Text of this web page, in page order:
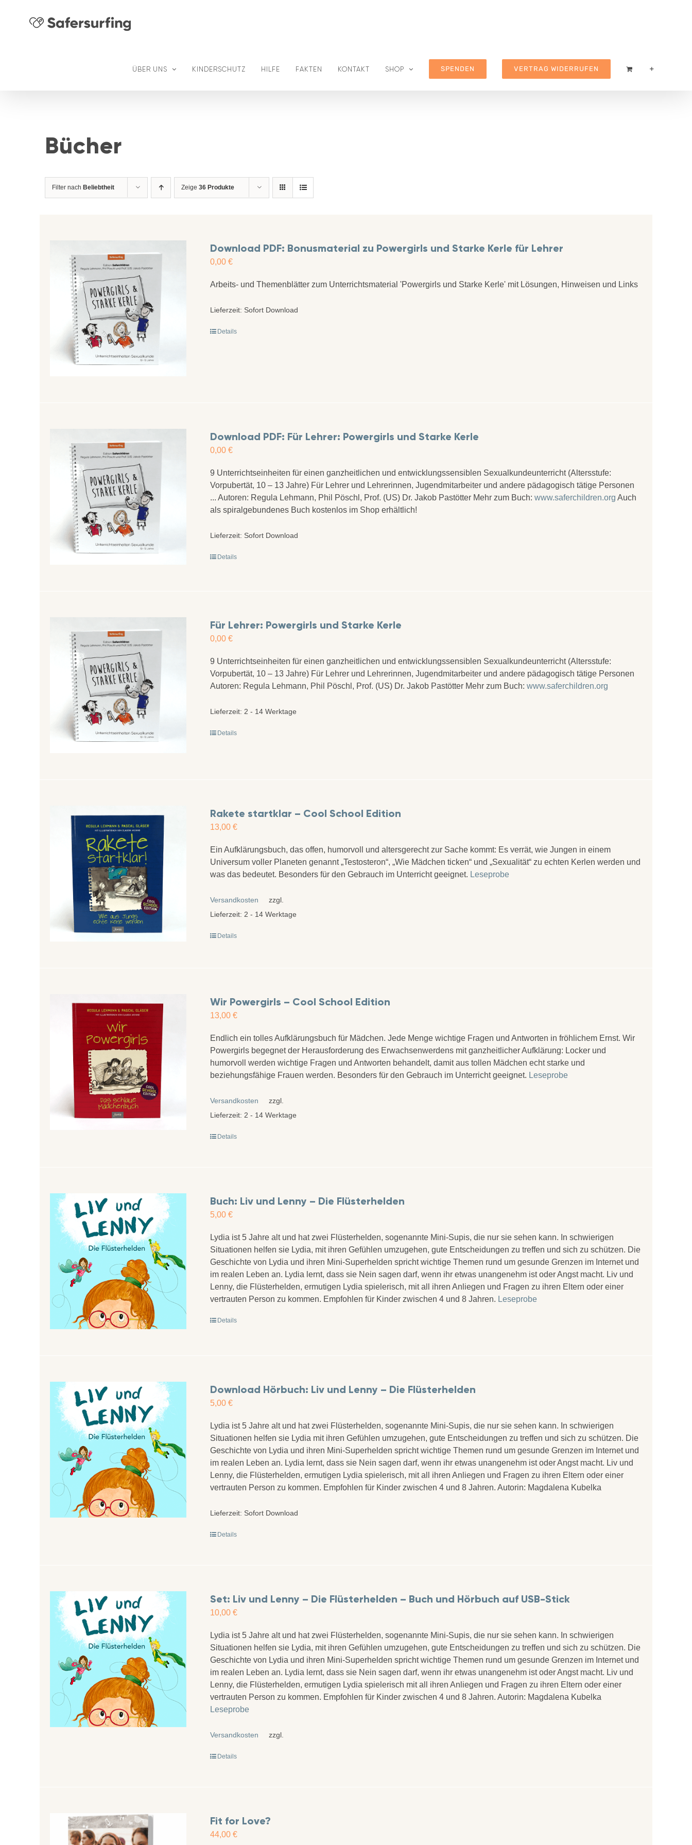
ÜBER UNS KINDERSCHUTZ HILFE FAKTEN KONTAKT SHOP SPENDEN VERTRAG WIDERRUFEN
Bücher
Filter nach Beliebtheit Zeige 36 Produkte
Download PDF: Bonusmaterial zu Powergirls und Starke Kerle für Lehrer
0,00 €
Arbeits- und Themenblätter zum Unterrichtsmaterial 'Powergirls und Starke Kerle' mit Lösungen, Hinweisen und Links
Lieferzeit: Sofort Download
Details
Download PDF: Für Lehrer: Powergirls und Starke Kerle
0,00 €
9 Unterrichtseinheiten für einen ganzheitlichen und entwicklungssensiblen Sexualkundeunterricht (Altersstufe:
Vorpubertät, 10 – 13 Jahre) Für Lehrer und Lehrerinnen, Jugendmitarbeiter und andere pädagogisch tätige Personen
... Autoren: Regula Lehmann, Phil Pöschl, Prof. (US) Dr. Jakob Pastötter Mehr zum Buch: www.saferchildren.org Auch
als spiralgebundenes Buch kostenlos im Shop erhältlich!
Lieferzeit: Sofort Download
Details
Für Lehrer: Powergirls und Starke Kerle
0,00 €
9 Unterrichtseinheiten für einen ganzheitlichen und entwicklungssensiblen Sexualkundeunterricht (Altersstufe:
Vorpubertät, 10 – 13 Jahre) Für Lehrer und Lehrerinnen, Jugendmitarbeiter und andere pädagogisch tätige Personen
Autoren: Regula Lehmann, Phil Pöschl, Prof. (US) Dr. Jakob Pastötter Mehr zum Buch: www.saferchildren.org
Lieferzeit: 2 - 14 Werktage
Details
Rakete startklar – Cool School Edition
13,00 €
Ein Aufklärungsbuch, das offen, humorvoll und altersgerecht zur Sache kommt: Es verrät, wie Jungen in einem
Universum voller Planeten genannt „Testosteron“, „Wie Mädchen ticken“ und „Sexualität“ zu echten Kerlen werden und
was das bedeutet. Besonders für den Gebrauch im Unterricht geeignet. Leseprobe
zzgl.
Versandkosten
Lieferzeit: 2 - 14 Werktage
Details
Wir Powergirls – Cool School Edition
13,00 €
Endlich ein tolles Aufklärungsbuch für Mädchen. Jede Menge wichtige Fragen und Antworten in fröhlichem Ernst. Wir
Powergirls begegnet der Herausforderung des Erwachsenwerdens mit ganzheitlicher Aufklärung: Locker und
humorvoll werden wichtige Fragen und Antworten behandelt, damit aus tollen Mädchen echt starke und
beziehungsfähige Frauen werden. Besonders für den Gebrauch im Unterricht geeignet. Leseprobe
zzgl.
Versandkosten
Lieferzeit: 2 - 14 Werktage
Details
Buch: Liv und Lenny – Die Flüsterhelden
5,00 €
Lydia ist 5 Jahre alt und hat zwei Flüsterhelden, sogenannte Mini-Supis, die nur sie sehen kann. In schwierigen
Situationen helfen sie Lydia, mit ihren Gefühlen umzugehen, gute Entscheidungen zu treffen und sich zu schützen. Die
Geschichte von Lydia und ihren Mini-Superhelden spricht wichtige Themen rund um gesunde Grenzen im Internet und
im realen Leben an. Lydia lernt, dass sie Nein sagen darf, wenn ihr etwas unangenehm ist oder Angst macht. Liv und
Lenny, die Flüsterhelden, ermutigen Lydia spielerisch, mit all ihren Anliegen und Fragen zu ihren Eltern oder einer
vertrauten Person zu kommen. Empfohlen für Kinder zwischen 4 und 8 Jahren. Leseprobe
Details
Download Hörbuch: Liv und Lenny – Die Flüsterhelden
5,00 €
Lydia ist 5 Jahre alt und hat zwei Flüsterhelden, sogenannte Mini-Supis, die nur sie sehen kann. In schwierigen
Situationen helfen sie Lydia mit ihren Gefühlen umzugehen, gute Entscheidungen zu treffen und sich zu schützen. Die
Geschichte von Lydia und ihren Mini-Superhelden spricht wichtige Themen rund um gesunde Grenzen im Internet und
im realen Leben an. Lydia lernt, dass sie Nein sagen darf, wenn ihr etwas unangenehm ist oder Angst macht. Liv und
Lenny, die Flüsterhelden, ermutigen Lydia spielerisch, mit all ihren Anliegen und Fragen zu ihren Eltern oder einer
vertrauten Person zu kommen. Empfohlen für Kinder zwischen 4 und 8 Jahren. Autorin: Magdalena Kubelka
Lieferzeit: Sofort Download
Details
Set: Liv und Lenny – Die Flüsterhelden – Buch und Hörbuch auf USB-Stick
10,00 €
Lydia ist 5 Jahre alt und hat zwei Flüsterhelden, sogenannte Mini-Supis, die nur sie sehen kann. In schwierigen
Situationen helfen sie Lydia, mit ihren Gefühlen umzugehen, gute Entscheidungen zu treffen und sich zu schützen. Die
Geschichte von Lydia und ihren Mini-Superhelden spricht wichtige Themen rund um gesunde Grenzen im Internet und
im realen Leben an. Lydia lernt, dass sie Nein sagen darf, wenn ihr etwas unangenehm ist oder Angst macht. Liv und
Lenny, die Flüsterhelden, ermutigen Lydia spielerisch mit all ihren Anliegen und Fragen zu ihren Eltern oder einer
vertrauten Person zu kommen. Empfohlen für Kinder zwischen 4 und 8 Jahren. Autorin: Magdalena Kubelka
Leseprobe
zzgl.
Versandkosten
Details
Fit for Love?
44,00 €